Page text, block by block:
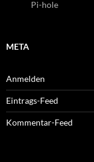
Pi-hole
META
Anmelden
Eintrags-Feed
Kommentar-Feed